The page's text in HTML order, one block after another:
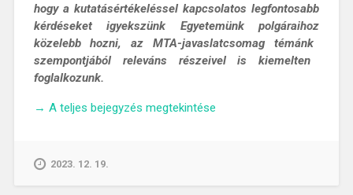
hogy a kutatásértékeléssel kapcsolatos legfontosabb
kérdéseketigyekszünk Egyetemünk polgáraihoz
közelebb hozni, az MTA-javaslatcsomagtémánk
szempontjából releváns részeivel is kiemelten
foglalkozunk.
„MTA-
FÓKUSZBAN:
→ A teljes bejegyzés megtekintése
2023. 12. 19.